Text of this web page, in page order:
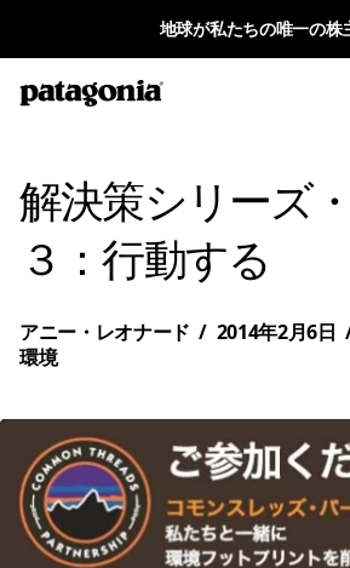
地球が私たちの唯一の株
解決策シリーズ
３：行動する
アニー・レオナード / 2014年2月6日
環境